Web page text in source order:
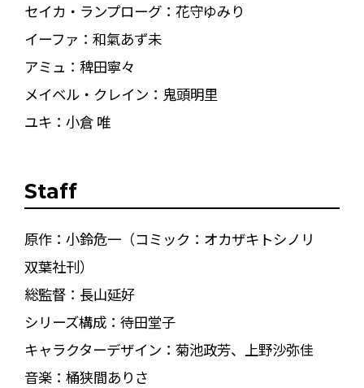
セイカ・ランプローグ：花守ゆみり
イーファ：和氣あず未
アミュ：稗田寧々
メイベル・クレイン：鬼頭明里
ユキ：小倉 唯
Staff
原作：小鈴危一（コミック：オカザキトシノリ
双葉社刊）
総監督：長山延好
シリーズ構成：待田堂子
キャラクターデザイン：菊池政芳、上野沙弥佳
音楽：桶狭間ありさ